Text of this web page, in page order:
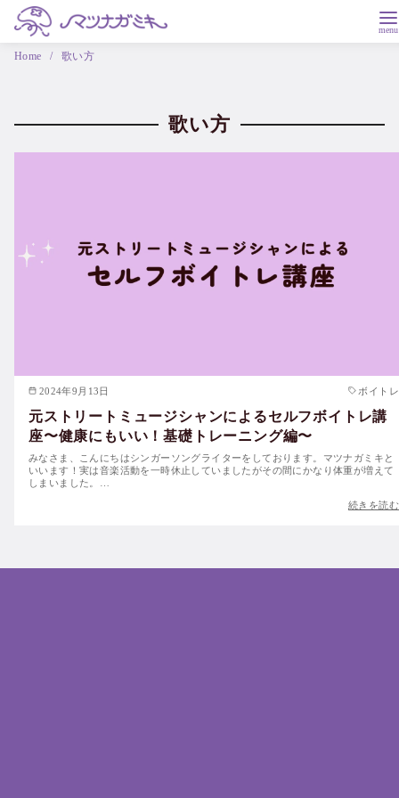
Home 歌い方
歌い方
2024年9月13日 ボイトレ
元ストリートミュージシャンによるセルフボイトレ講
座〜健康にもいい！基礎トレーニング編〜
みなさま、こんにちはシンガーソングライターをしております。マツナガミキと
いいます！実は音楽活動を一時休止していましたがその間にかなり体重が増えて
しまいました。…
続きを読む